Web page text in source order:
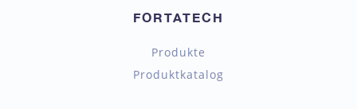
FORTATECH
Produkte
Produktkatalog